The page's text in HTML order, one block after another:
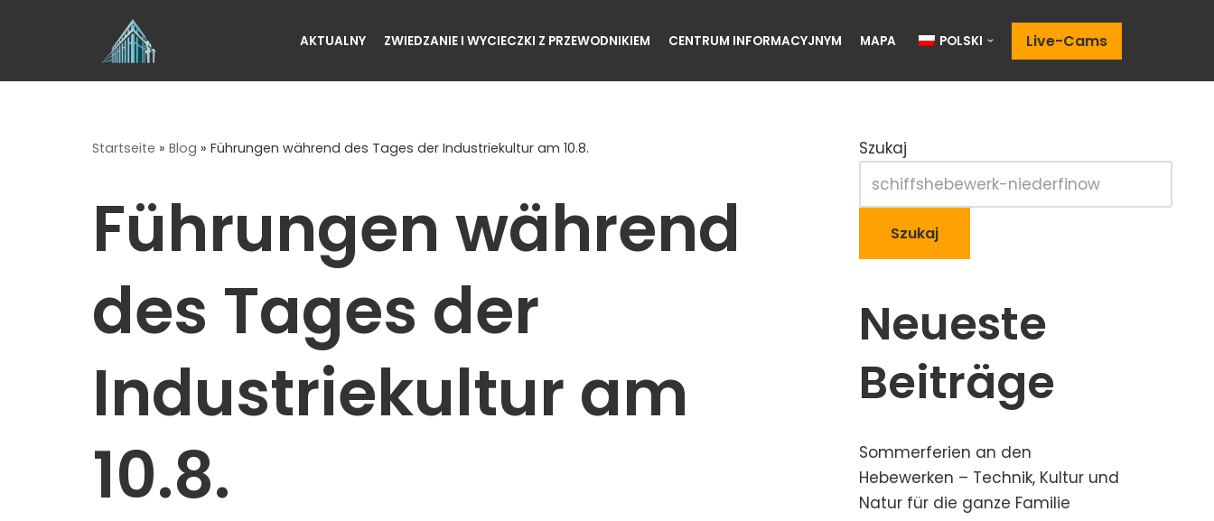
do
AKTUALNY ZWIEDZANIE I WYCIECZKI Z PRZEWODNIKIEM CENTRUM INFORMACYJNYM MAPA POLSKI Live-Cams
Startseite » Blog » Führungen während des Tages der Industriekultur am 10.8.
Führungen während
des Tages der
Industriekultur am
10.8.
Szukaj
Szukaj
Neueste
Beiträge
Sommerferien an den
Hebewerken – Technik, Kultur und
Natur für die ganze Familie